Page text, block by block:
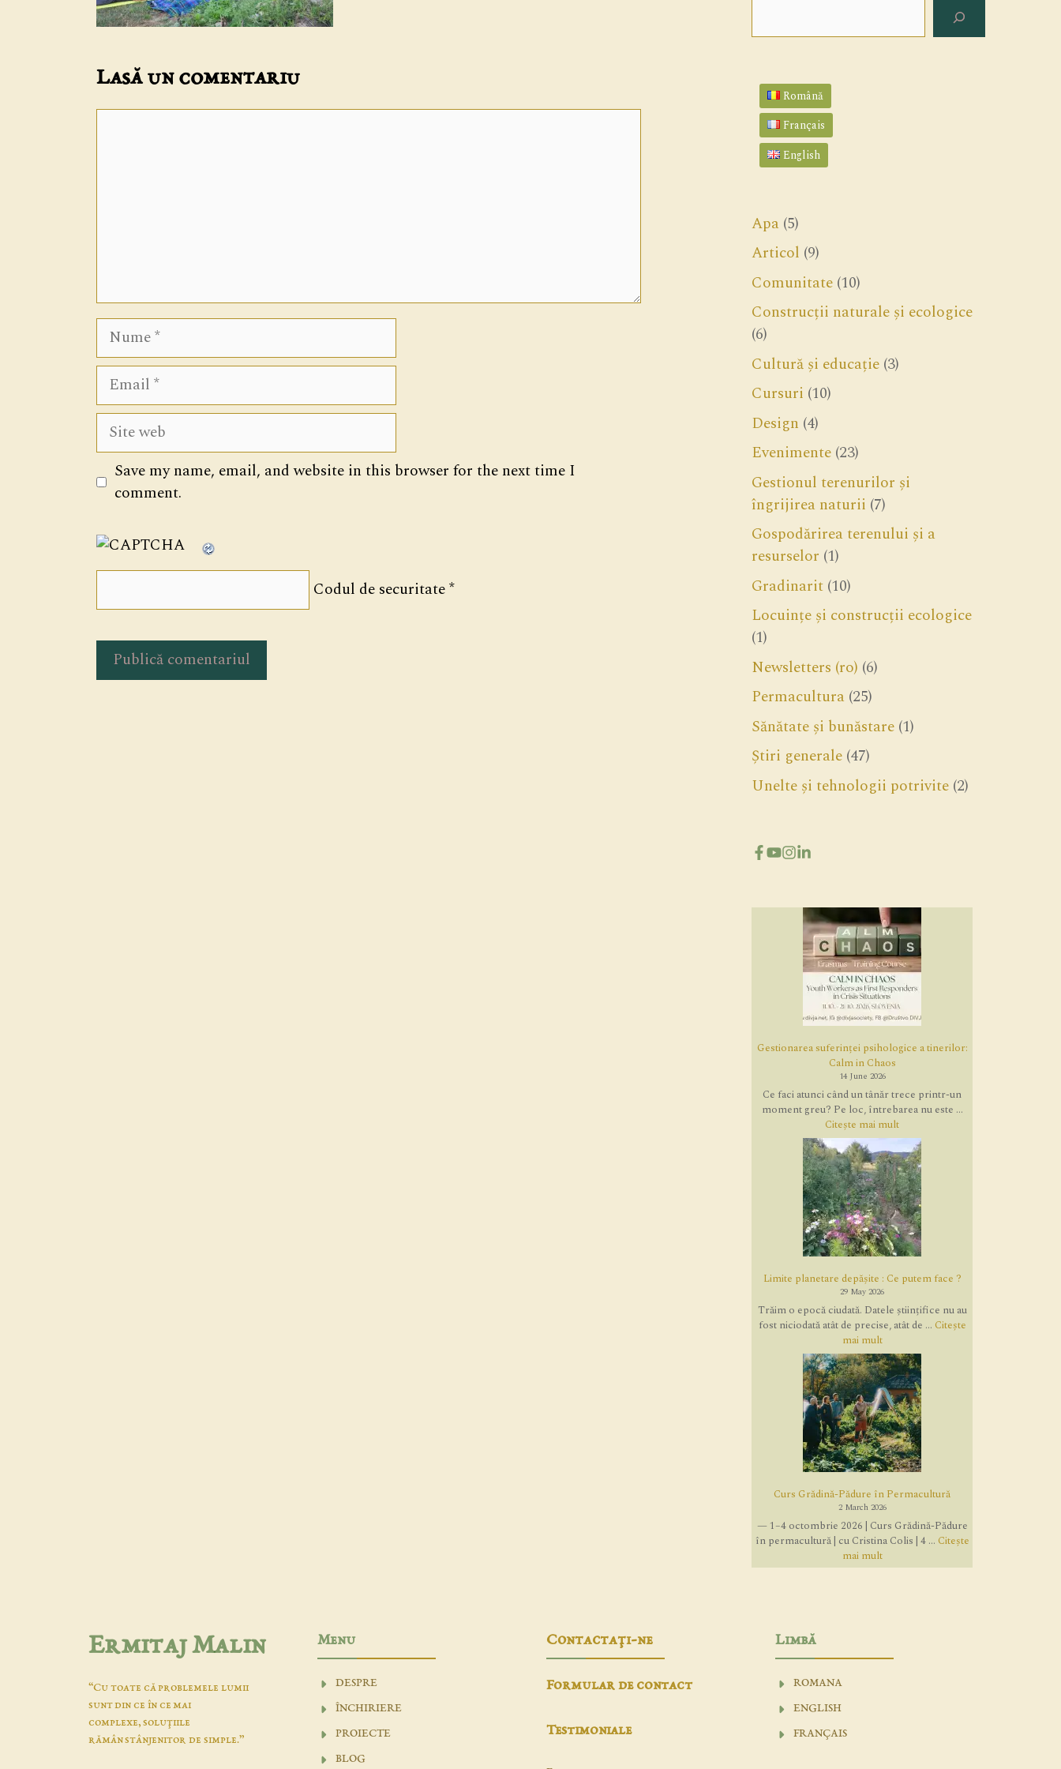
Lasă un comentariu
Nume
Email
Site
web
Save my name, email, and website in this browser for the next time I
comment.
Codul de securitate*
Română
Français
English
Apa (5)
Articol (9)
Comunitate (10)
Construcții naturale și ecologice
(6)
Cultură și educație (3)
Cursuri (10)
Design (4)
Evenimente (23)
Gestionul terenurilor și
îngrijirea naturii (7)
Gospodărirea terenului și a
resurselor (1)
Gradinarit (10)
Locuințe și construcții ecologice
(1)
Newsletters (ro) (6)
Permacultura (25)
Sănătate și bunăstare (1)
Știri generale (47)
Unelte și tehnologii potrivite (2)
Gestionarea suferinței psihologice a tinerilor:
Calm in Chaos
14 June 2026
Ce faci atunci când un tânăr trece printr-un
moment greu? Pe loc, întrebarea nu este ...
Citește mai mult
Limite planetare depășite : Ce putem face ?
29 May 2026
Trăim o epocă ciudată. Datele științifice nu au
fost niciodată atât de precise, atât de ... Citește
mai mult
Curs Grădină-Pădure în Permacultură
2 March 2026
— 1–4 octombrie 2026 | Curs Grădină-Pădure
în permacultură | cu Cristina Colis | 4 ... Citește
mai mult
Ermitaj Malin
“Cu toate că problemele lumii
sunt din ce în ce mai
complexe, soluţiile
rămân stânjenitor de simple.”
Menu
DESPRE
ÎNCHIRIERE
PROIECTE
BLOG
Contactaţi-ne
Formular de contact
Testimoniale
Limbă
ROMANA
ENGLISH
FRANÇAIS